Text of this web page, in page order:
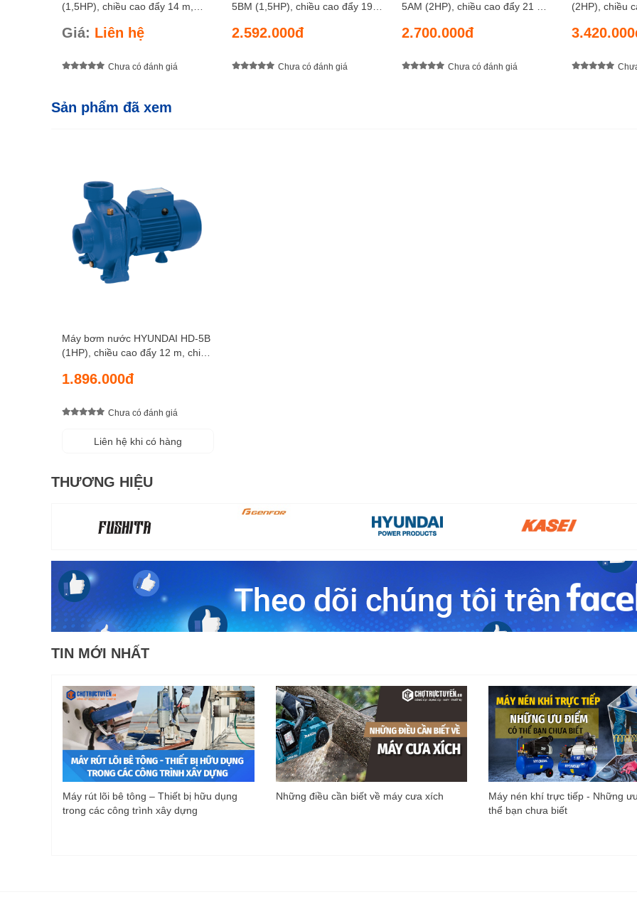
(1,5HP), chiều cao đẩy 14 m,
lít/ phút
Giá: Liên hệ
Chưa có đánh giá
5BM (1,5HP), chiều cao đẩy 19
400 lít/ phút
2.592.000đ
Chưa có đánh giá
5AM (2HP), chiều cao đẩy 21 m,
lít/ phút
2.700.000đ
Chưa có đánh giá
(2HP), chiều
1.000 lít/ phút
Sản phẩm đã xem
Máy bơm nước HYUNDAI HD-5B
(1HP), chiều cao đẩy 12 m, chiều
phút
1.896.000đ
Chưa có đánh giá
Liên hệ khi có hàng
THƯƠNG HIỆU
TIN MỚI NHẤT
Máy rút lõi bê tông – Thiết bị hữu dụng
trong các công trình xây dựng
Những điều cần biết về máy cưa xích
Máy nén khí trực tiếp - Những
thể bạn chưa biết